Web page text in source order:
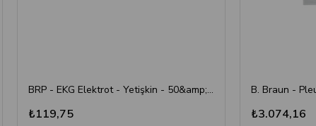
BRP - EKG Elektrot - Yetişkin - 50&amp;#39;li
₺119,75 ₺3.074,16